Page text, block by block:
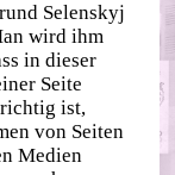
Selenskyj
wird ihm
in dieser
Seite
ist,
von Seiten
Medien